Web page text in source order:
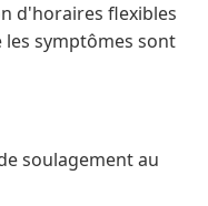
d'horaires flexibles
symptômes sont
soulagement au